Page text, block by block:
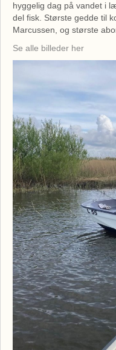
hyggelig dag på vandet i
del fisk. Største gedde til
Marcussen, og største
Se alle billeder her